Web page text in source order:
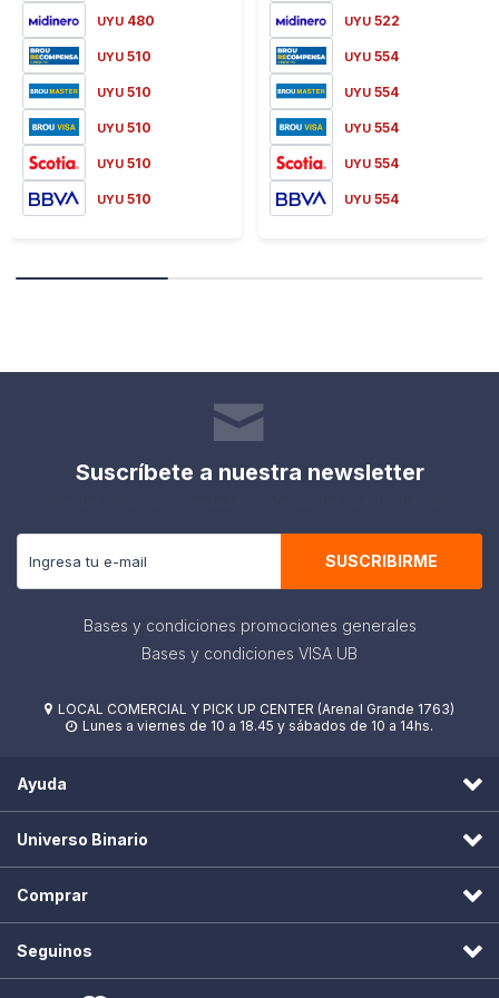
UYU 480
UYU 510
UYU 510
UYU 510
UYU 510
UYU 510
UYU 522
UYU 554
UYU 554
UYU 554
UYU 554
UYU 554
Suscríbete a nuestra newsletter
SUSCRIBIRME
Bases y condiciones promociones generales
Bases y condiciones VISA UB
 LOCAL COMERCIAL Y PICK UP CENTER (Arenal Grande 1763)
 Lunes a viernes de 10 a 18.45 y sábados de 10 a 14hs.
Ayuda
Universo Binario
Comprar
Seguinos